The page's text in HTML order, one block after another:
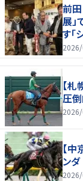
前田
展」
す「
ホ
【
圧
【
ンダ